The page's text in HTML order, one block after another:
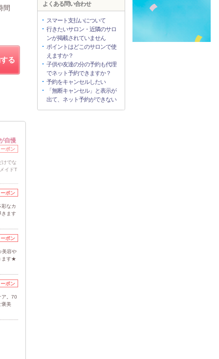
間
る
自慢
ポン
けでな
イドT
ポン
彩なカ
きます
ポン
美容や
ます★
ポン
ア。70
褒美
よくある問い合わせ
スマート支払いについて
行きたいサロン・近隣のサロ
ンが掲載されていません
ポイントはどこのサロンで使
えますか？
子供や友達の分の予約も代理
でネット予約できますか？
予約をキャンセルしたい
「無断キャンセル」と表示が
出て、ネット予約ができない